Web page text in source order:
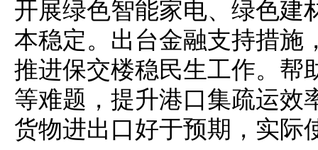
开展绿色智能家电、绿色建
本稳定。出台金融支持措施
推进保交楼稳民生工作。帮
等难题，提升港口集疏运效
货物进出口好于预期，实际